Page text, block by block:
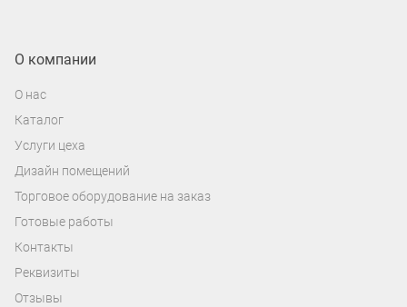
О компании
О нас
Каталог
Услуги цеха
Дизайн помещений
Торговое оборудование на заказ
Готовые работы
Контакты
Реквизиты
Отзывы